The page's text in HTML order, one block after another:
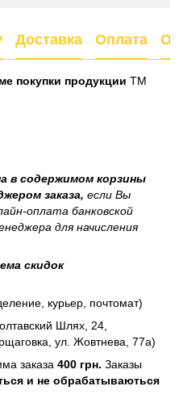
Доставка Оплата
покупки продукции ТМ
в содержимом корзины
заказа, если Вы
оплата банковской
для начисления
скидок
курьер, почтомат)
Шлях, 24,
ул. Жовтнева, 77а)
заказа 400 грн. Заказы
и не обрабатываються